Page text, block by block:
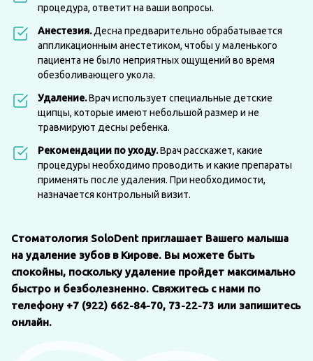
процедура, ответит на ваши вопросы.
Анестезия.Десна предварительно обрабатывается
аппликационным анестетиком, чтобы у маленького
пациента не было неприятных ощущений во время
обезболивающего укола.
Удаление.Врач использует специальные детские
щипцы, которые имеют небольшой размер и не
травмируют десны ребенка.
Рекомендации по уходу.Врач расскажет, какие
процедуры необходимо проводить и какие препараты
применять после удаления. При необходимости,
назначается контрольный визит.
Стоматология SoloDent приглашает Вашего малыша
на удаление зубов в Кирове. Вы можете быть
спокойны, поскольку удаление пройдет максимально
быстро и безболезненно. Свяжитесь с нами по
телефону +7 (922) 662-84-70, 73-22-73 или запишитесь
онлайн.